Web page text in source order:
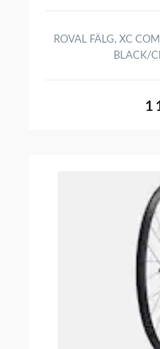
ROVAL FÄLG, XC
BLACK/
1